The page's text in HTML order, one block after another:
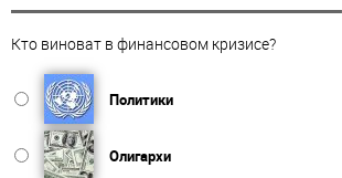
Кто виноват в финансовом кризисе?
Политики
Олигархи